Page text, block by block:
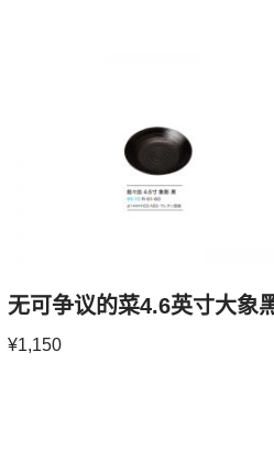
无可争议的菜4.6英寸大象
¥1,150